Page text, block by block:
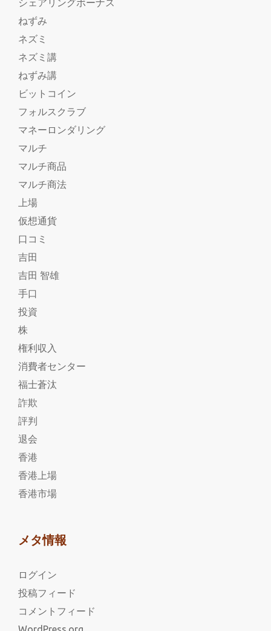
ねずみ
ネズミ
ネズミ講
ねずみ講
ビットコイン
フォルスクラブ
マネーロンダリング
マルチ
マルチ商品
マルチ商法
上場
仮想通貨
口コミ
吉田
吉田 智雄
手口
投資
株
権利収入
消費者センター
福士蒼汰
詐欺
評判
退会
香港
香港上場
香港市場
メタ情報
ログイン
投稿フィード
コメントフィード